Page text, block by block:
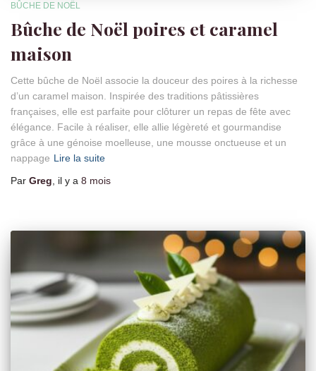
BÛCHE DE NOËL
Bûche de Noël poires et caramel
maison
Cette bûche de Noël associe la douceur des poires à la richesse
d’un caramel maison. Inspirée des traditions pâtissières
françaises, elle est parfaite pour clôturer un repas de fête avec
élégance. Facile à réaliser, elle allie légèreté et gourmandise
grâce à une génoise moelleuse, une mousse onctueuse et un
nappage Lire la suite
Par Greg, il y a 8 mois